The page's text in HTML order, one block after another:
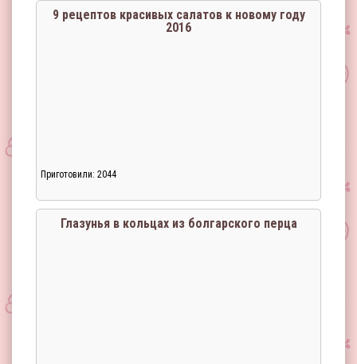
9 рецептов красивых салатов к новому году
2016
Приготовили: 2044
Глазунья в кольцах из болгарского перца